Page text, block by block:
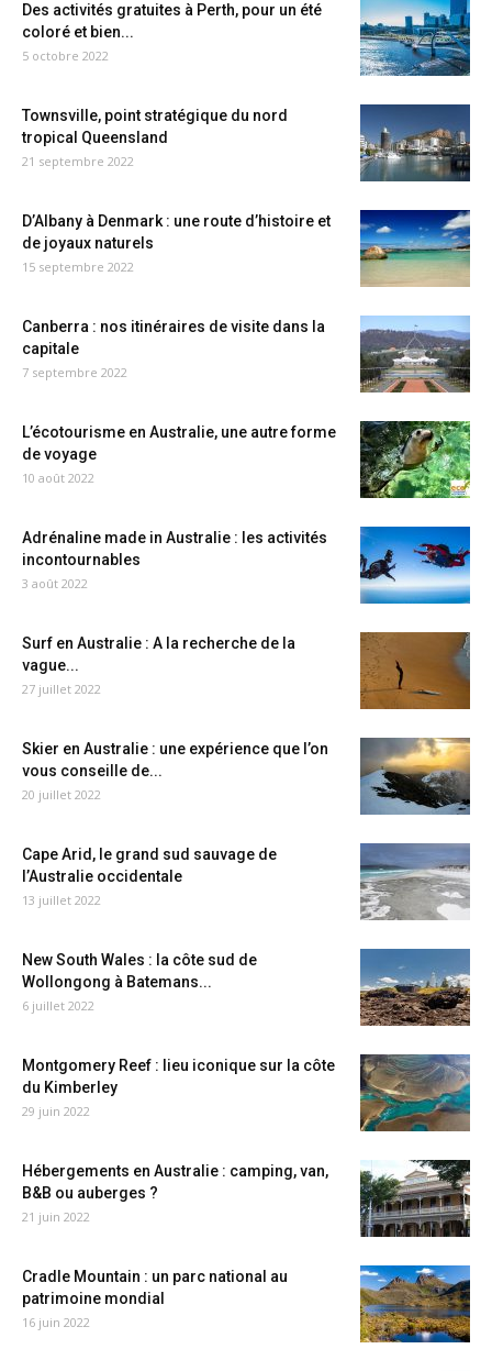
Des activités gratuites à Perth, pour un été
coloré et bien...
5 octobre 2022
Townsville, point stratégique du nord
tropical Queensland
21 septembre 2022
D’Albany à Denmark : une route d’histoire et
de joyaux naturels
15 septembre 2022
Canberra : nos itinéraires de visite dans la
capitale
7 septembre 2022
L’écotourisme en Australie, une autre forme
de voyage
10 août 2022
Adrénaline made in Australie : les activités
incontournables
3 août 2022
Surf en Australie : A la recherche de la
vague...
27 juillet 2022
Skier en Australie : une expérience que l’on
vous conseille de...
20 juillet 2022
Cape Arid, le grand sud sauvage de
l’Australie occidentale
13 juillet 2022
New South Wales : la côte sud de
Wollongong à Batemans...
6 juillet 2022
Montgomery Reef : lieu iconique sur la côte
du Kimberley
29 juin 2022
Hébergements en Australie : camping, van,
B&B ou auberges ?
21 juin 2022
Cradle Mountain : un parc national au
patrimoine mondial
16 juin 2022